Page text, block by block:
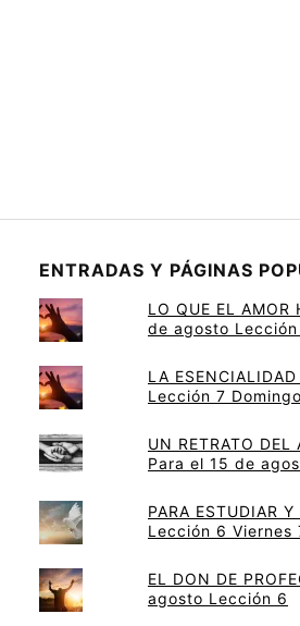
ENTRADAS Y PÁGINAS
LO QUE EL AMOR
de agosto Lección
LA ESENCIALIDAD
Lección 7
UN RETRATO
Para el 15 de
PARA ESTUDIAR Y
Lección 6 Viernes
EL DON DE
agosto Lección 6